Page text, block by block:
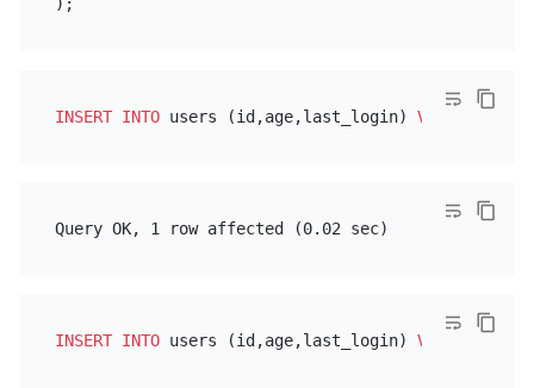
INSERT INTO users (id,age,last_login) VALUES (NULL
INSERT INTO users (id,age,last_login) VALUES